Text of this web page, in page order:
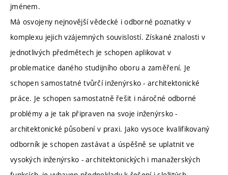
jménem.
Má osvojeny nejnovější vědecké i odborné poznatky v
komplexu jejich vzájemných souvislostí. Získané znalosti v
jednotlivých předmětech je schopen aplikovat v
problematice daného studijního oboru a zaměření. Je
schopen samostatné tvůrčí inženýrsko - architektonické
práce. Je schopen samostatně řešit i náročné odborné
problémy a je tak připraven na svoje inženýrsko -
architektonické působení v praxi. Jako vysoce kvalifikovaný
odborník je schopen zastávat a úspěšně se uplatnit ve
vysokých inženýrsko - architektonických i manažerských